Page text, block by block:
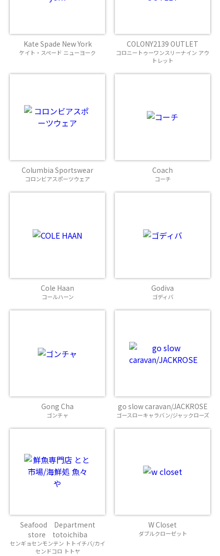
Kate Spade New York
ケイト・スペード ニューヨーク
COLONY2139 OUTLET
コロニートゥーワンスリーナイン アウ
トレット
Columbia Sportswear
コロンビアスポーツウェア
Coach
コーチ
Cole Haan
コールハーン
Godiva
ゴディバ
Gong Cha
ゴンチャ
go slow caravan/JACKROSE
ゴースローキャラバン/ジャックローズ
Seafood Department
store totoichiba
センギョセンモンテン トトイチバ/カイ
センドコロ トトヤ
W Closet
ダブルクローゼット